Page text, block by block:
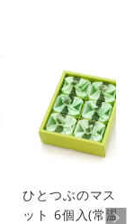
ひとつぶのマスカ
ット 6個入(常温